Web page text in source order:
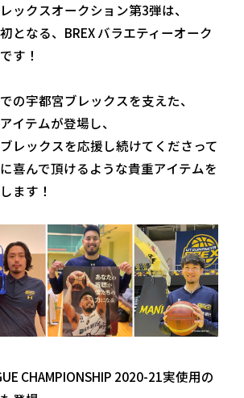
ックスオークション第3弾は、
となる、BREX バラエティーオーク
す！
の宇都宮ブレックスを支えた、
イテムが登場し、
レックスを応援し続けてくださって
喜んで頂けるような貴重アイテムを
ます！
CHAMPIONSHIP 2020-21実使用の